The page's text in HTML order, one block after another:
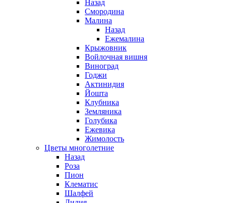
Назад
Смородина
Малина
Назад
Ежемалина
Крыжовник
Войлочная вишня
Виноград
Годжи
Актинидия
Йошта
Клубника
Земляника
Голубика
Ежевика
Жимолость
Цветы многолетние
Назад
Роза
Пион
Клематис
Шалфей